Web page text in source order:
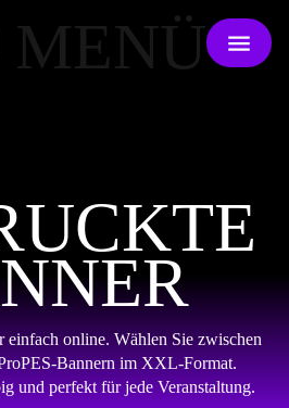
MENÜ
einfach online. Wählen Sie zwischen
Bannern im XXL-Format.
und perfekt für jede Veranstaltung.